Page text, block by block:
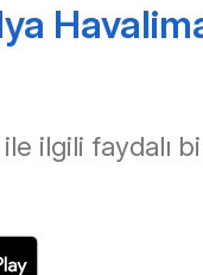
ile ilgili faydalı